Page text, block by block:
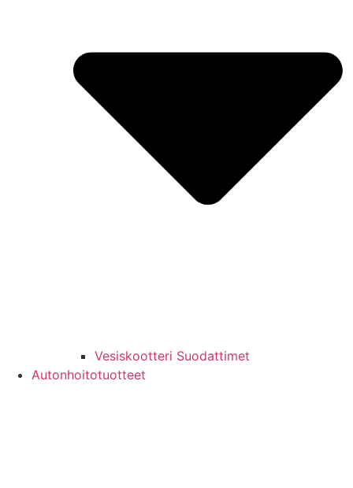
Vesiskootteri Suodattimet
Autonhoitotuotteet